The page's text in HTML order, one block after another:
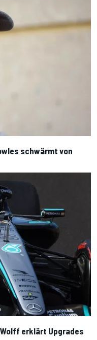
schwärmt von
erklärt Upgrades